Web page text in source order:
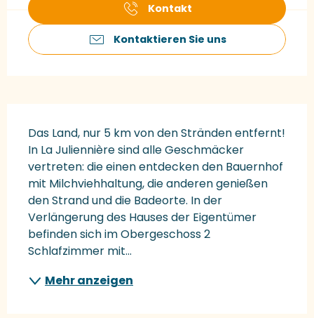
Kontakt
Kontaktieren Sie uns
Das Land, nur 5 km von den Stränden entfernt!
In La Juliennière sind alle Geschmäcker
vertreten: die einen entdecken den Bauernhof
mit Milchviehhaltung, die anderen genießen
den Strand und die Badeorte. In der
Verlängerung des Hauses der Eigentümer
befinden sich im Obergeschoss 2
Schlafzimmer mit...
Mehr anzeigen